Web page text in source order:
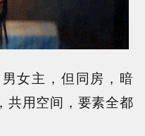
女主，但同房，暗
共用空间，要素全都